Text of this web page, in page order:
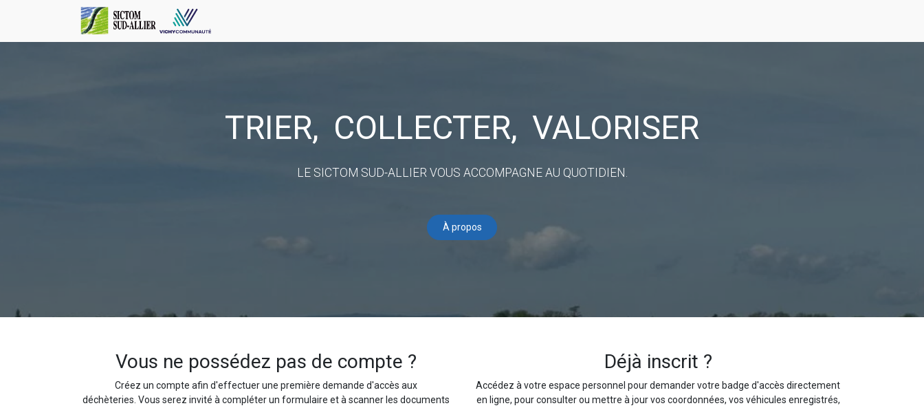
TRIER, COLLECTER, VALORISER
LE SICTOM SUD-ALLIER VOUS ACCOMPAGNE AU QUOTIDIEN.
À propos
Vous ne possédez pas de compte ?
Créez un compte afin d'effectuer une première demande d'accès aux
déchèteries. Vous serez invité à compléter un formulaire et à scanner les documents
Déjà inscrit ?
Accédez à votre espace personnel pour demander votre badge d'accès directement
en ligne, pour consulter ou mettre à jour vos coordonnées, vos véhicules enregistrés,